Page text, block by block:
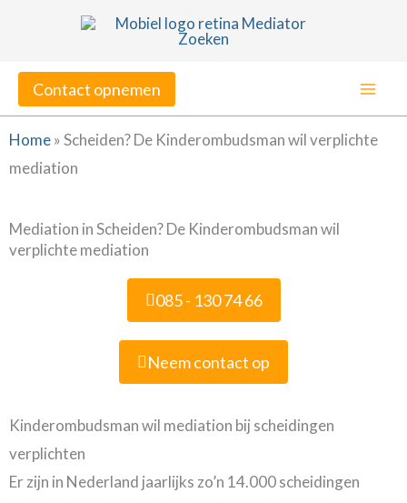
inhoudContact opnemen
Home»Scheiden? De Kinderombudsman wil verplichte
mediation
Mediation in Scheiden? De Kinderombudsman wil
verplichte mediation
085 - 130 74 66
Neem contact op
Kinderombudsman wil mediation bij scheidingen
verplichten
Er zijn in Nederland jaarlijks zo’n 14.000 scheidingen